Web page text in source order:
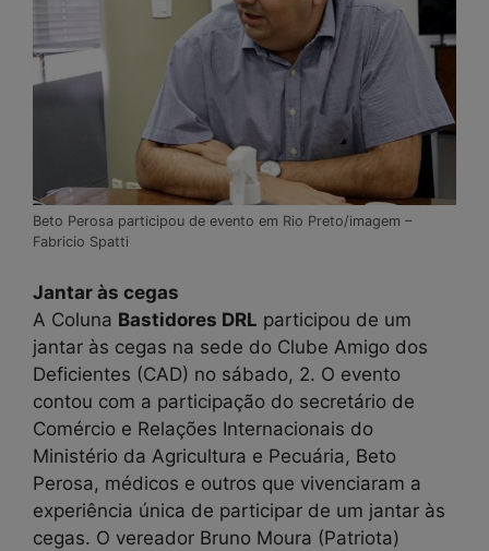
Beto Perosa participou de evento em Rio Preto/imagem –
Fabricio Spatti
Jantar às cegas
A Coluna Bastidores DRL participou de um
jantar às cegas na sede do Clube Amigo dos
Deficientes (CAD) no sábado, 2. O evento
contou com a participação do secretário de
Comércio e Relações Internacionais do
Ministério da Agricultura e Pecuária, Beto
Perosa, médicos e outros que vivenciaram a
experiência única de participar de um jantar às
cegas. O vereador Bruno Moura (Patriota)